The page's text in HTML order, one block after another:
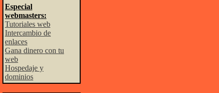
Especial
webmasters:
Tutoriales web
Intercambio de
enlaces
Gana dinero con tu
web
Hospedaje y
dominios